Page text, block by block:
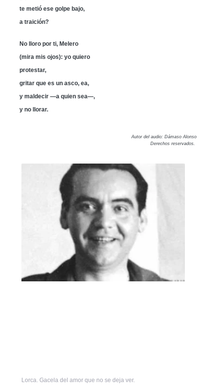
te metió ese golpe bajo,
a traición?
No lloro por ti, Melero
(mira mis ojos): yo quiero
protestar,
gritar que es un asco, ea,
y maldecir —a quien sea—,
y no llorar.
Autor del audio: Dámaso Alonso
Derechos reservados.
Lorca. Gacela del amor que no se deja ver.